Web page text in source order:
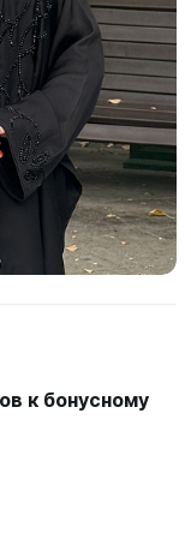
к бонусному